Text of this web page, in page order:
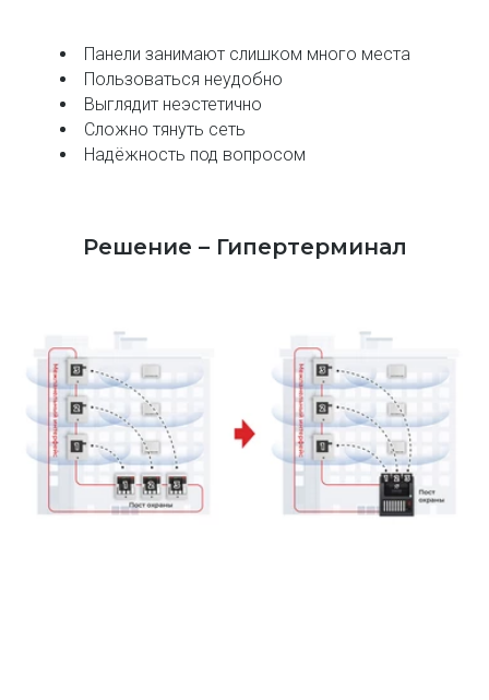
Панели занимают слишком много места
Пользоваться неудобно
Выглядит неэстетично
Сложно тянуть сеть
Надёжность под вопросом
Решение – Гипертерминал